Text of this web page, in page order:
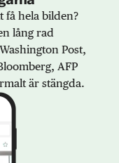
få hela bilden?
lång rad
Post,
AFP
är stängda.